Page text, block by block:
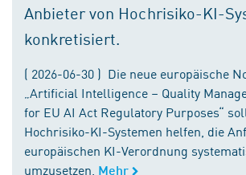
Anbieter von Hochrisiko-KI-
konkretisiert.
( 2026-06-30 ) Die neue europäische
„Artificial Intelligence – Quality
for EU AI Act Regulatory Purposes“
Hochrisiko-KI-Systemen helfen, die
europäischen KI-Verordnung
umzusetzen. Mehr